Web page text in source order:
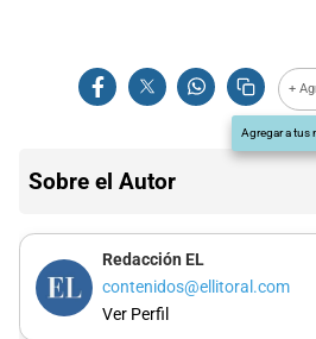
+
Agregar a tus
Sobre el Autor
Redacción EL
contenidos@ellitoral.com
Ver Perfil